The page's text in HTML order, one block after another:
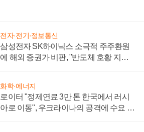
전자·전기·정보통신
삼성전자 SK하이닉스 소극적 주주환원
에 해외 증권가 비판, "반도체 호황 지속
화학·에너지
로이터 "정제연료 3만 톤 한국에서 러시
아로 이동", 우크라이나의 공격에 수요 늘